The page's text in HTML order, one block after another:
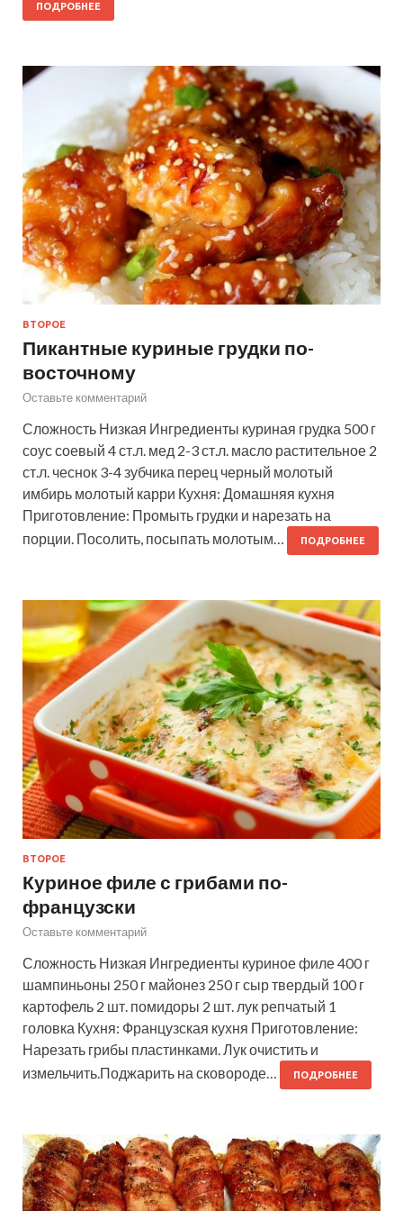
ПОДРОБНЕЕ
ВТОРОЕ
Пикантные куриные грудки по-
восточному
Оставьте комментарий
Сложность Низкая Ингредиенты куриная грудка 500 г
соус соевый 4 ст.л. мед 2-3 ст.л. масло растительное 2
ст.л. чеснок 3-4 зубчика перец черный молотый
имбирь молотый карри Кухня: Домашняя кухня
Приготовление: Промыть грудки и нарезать на
порции. Посолить, посыпать молотым…
ПОДРОБНЕЕ
ВТОРОЕ
Куриное филе с грибами по-
французски
Оставьте комментарий
Сложность Низкая Ингредиенты куриное филе 400 г
шампиньоны 250 г майонез 250 г сыр твердый 100 г
картофель 2 шт. помидоры 2 шт. лук репчатый 1
головка Кухня: Французская кухня Приготовление:
Нарезать грибы пластинками. Лук очистить и
измельчить.Поджарить на сковороде…
ПОДРОБНЕЕ